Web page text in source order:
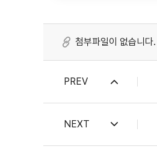
첨부파일이 없습니다.
PREV
NEXT